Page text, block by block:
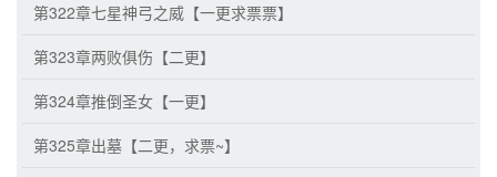
第322章七星神弓之威【一更求票票】
第323章两败俱伤【二更】
第324章推倒圣女【一更】
第325章出墓【二更，求票~】